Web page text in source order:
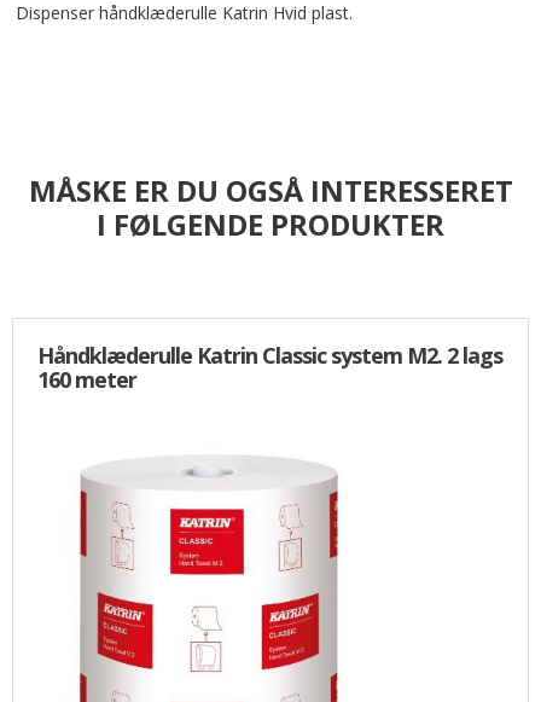
Dispenser håndklæderulle Katrin Hvid plast.
MÅSKE ER DU OGSÅ INTERESSERET
I FØLGENDE PRODUKTER
Håndklæderulle Katrin Classic system M2. 2 lags
160 meter